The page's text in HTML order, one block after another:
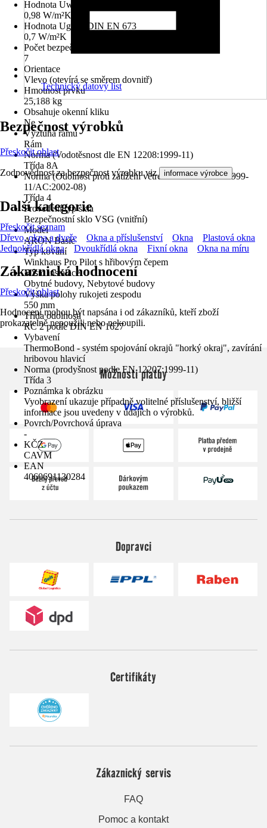
Hodnota Uw dle DIN EN 10077
0,98 W/m²K
Hodnota Ug dle DIN EN 673
0,7 W/m²K
Počet bezpečnostních kotevních plechů
7
Orientace
Vlevo (otevírá se směrem dovnitř)
Hmotnost prvku
25,188 kg
Obsahuje okenní kliku
Ne
Výztuha rámu
Rám
Norma (Vodotěsnost dle EN 12208:1999-11)
Třída 8A
Norma (Odolnost proti zatížení větrem dle EN 12210:1999-
11/AC:2002-08)
Třída 4
Provedení typ skla
Bezpečnostní sklo VSG (vnitřní)
Model
ARON Basic
Typ kování
Winkhaus Pro Pilot s hřibovým čepem
Místo instalace
Obytné budovy, Nebytové budovy
Výška polohy rukojeti zespodu
550 mm
Třída odolnosti
RC 2 podle DIN EN 1627
Vybavení
ThermoBond - systém spojování okrajů "horký okraj", zavírání
hribovou hlavicí
Norma (prodyšnost podle EN 12207:1999-11)
Třída 3
Poznámka k obrázku
Vyobrazení ukazuje případně volitelné příslušenství, bližší
informace jsou uvedeny v údajích o výrobků.
Povrch/Povrchová úprava
-
KČZ
CAVM
EAN
4060691130284
Technický datový list
Bezpečnost výrobků
Přeskočit oblast
Zodpovědnost za bezpečnost výrobku viz informace výrobce .
Další kategorie
Přeskočit seznam
Dřevo, okna a dveře
Okna a příslušenství Okna
Plastová okna
Jednokřídlá okna
Dvoukřídlá okna Fixní okna Okna na míru
Zákaznická hodnocení
Přeskočit oblast
Hodnocení mohou být napsána i od zákazníků, kteří zboží
prokazatelně nepoužili nebo nekoupili.
Možnosti platby
Dopravci
Certifikáty
Zákaznický servis
FAQ
Pomoc a kontakt